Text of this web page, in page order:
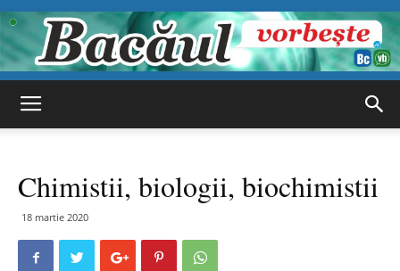
vorbește
Chimistii, biologii, biochimistii
18 martie 2020